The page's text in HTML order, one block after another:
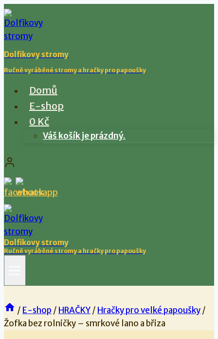
Přeskočit
na
obsah
Dolfikovy stromy
Ručně vyráběné stromy a hračky pro papoušky
Domů
E-shop
0 Kč
Váš košík je prázdný.
Dolfikovy stromy
Ručně vyráběné stromy a hračky pro papoušky
/ E-shop / HRAČKY/ Hračky pro velké papoušky/
Žofka bez rolničky – smrkové lano a břiza